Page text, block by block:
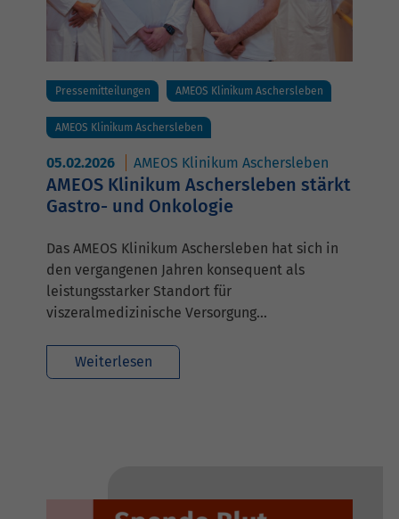
Pressemitteilungen AMEOS Klinikum Aschersleben
AMEOS Klinikum Aschersleben
05.02.2026 AMEOS Klinikum Aschersleben
AMEOS Klinikum Aschersleben stärkt
Gastro- und Onkologie
Das AMEOS Klinikum Aschersleben hat sich in
den vergangenen Jahren konsequent als
leistungsstarker Standort für
viszeralmedizinische Versorgung…
Weiterlesen